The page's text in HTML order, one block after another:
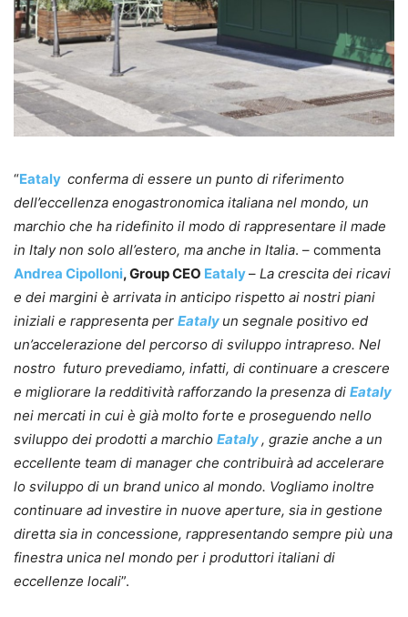
“Eataly conferma di essere un punto di riferimento
dell’eccellenza enogastronomica italiana nel mondo, un
marchio che ha ridefinito il modo di rappresentare il made
in Italy non solo all’estero, ma anche in Italia. – commenta
Andrea Cipolloni, Group CEO Eataly– La crescita dei ricavi
e dei margini è arrivata in anticipo rispetto ai nostri piani
iniziali e rappresenta per Eataly un segnale positivo ed
un’accelerazione del percorso di sviluppo intrapreso. Nel
nostro futuro prevediamo, infatti, di continuare a crescere
e migliorare la redditività rafforzando la presenza di Eataly
nei mercati in cui è già molto forte e proseguendo nello
sviluppo dei prodotti a marchio Eataly , grazie anche a un
eccellente team di manager che contribuirà ad accelerare
lo sviluppo di un brand unico al mondo. Vogliamo inoltre
continuare ad investire in nuove aperture, sia in gestione
diretta sia in concessione, rappresentando sempre più una
finestra unica nel mondo per i produttori italiani di
eccellenze locali”.